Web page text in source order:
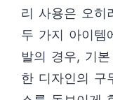
리 사용은 오히
두 가지 아이템
발의 경우, 기
한 디자인의 구